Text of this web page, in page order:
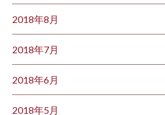
2018年8月
2018年7月
2018年6月
2018年5月